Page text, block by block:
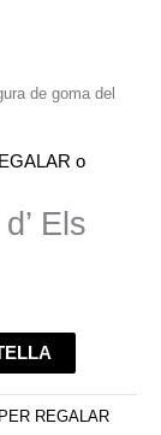
de goma del
o
Els
PER REGALAR